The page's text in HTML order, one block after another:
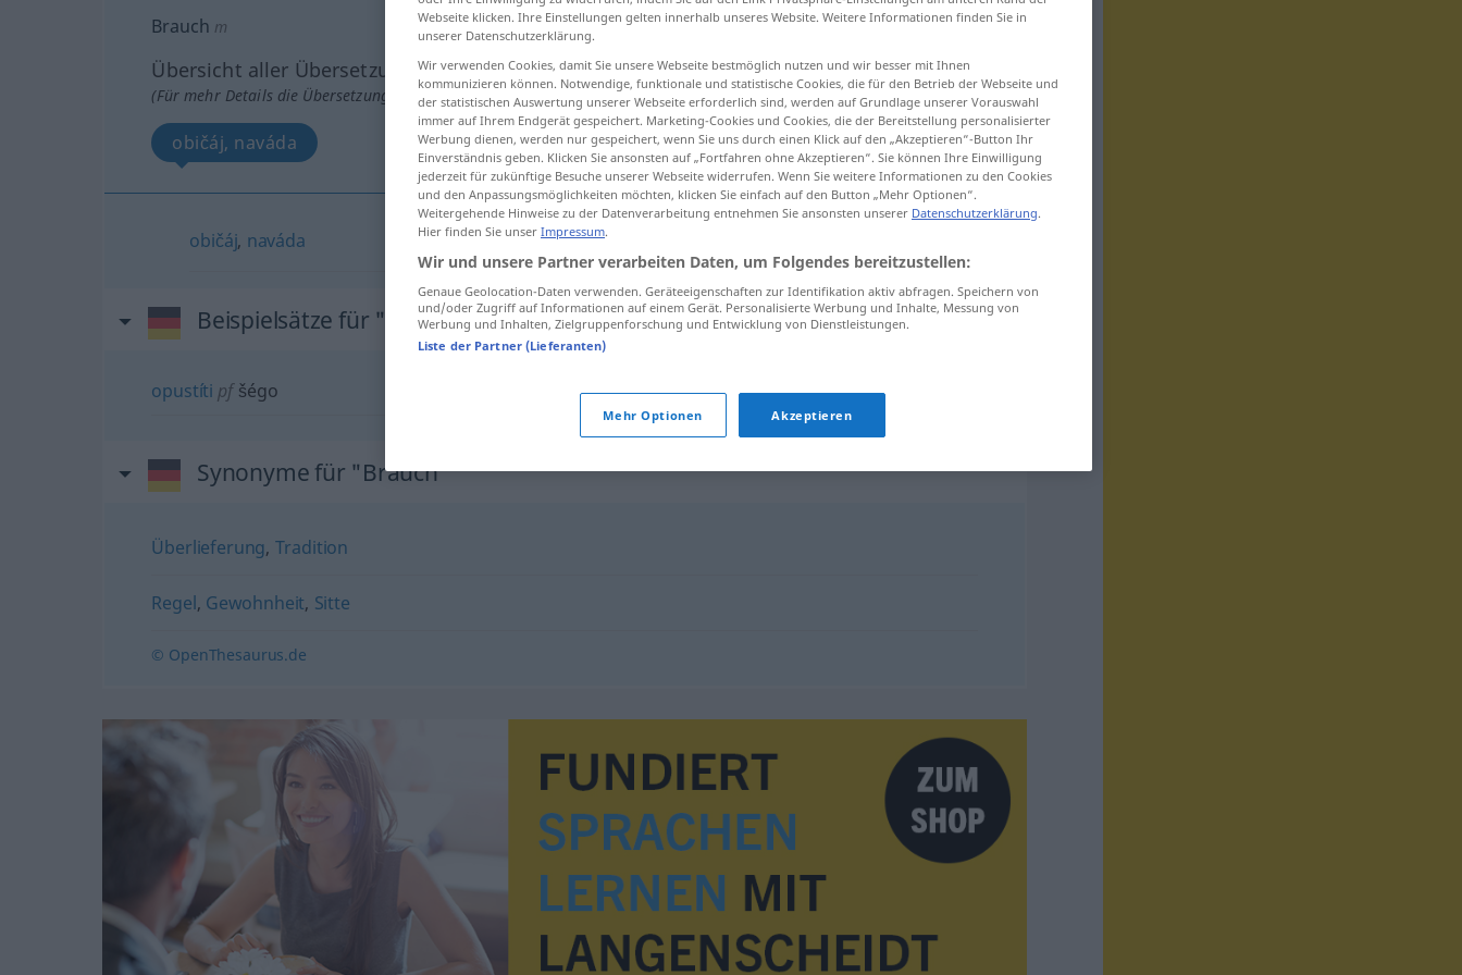
Brauch m
Übersicht aller Übersetzungen
(Für mehr Details die Übersetzung anklicken/antippen)
običáj, naváda
običáj, naváda
Beispielsätze für "Brauch"
opustíti pfšégo vom Brauchabkommen
Synonyme für "Brauch"
Überlieferung, Tradition
Regel, Gewohnheit, Sitte
© OpenThesaurus.de
Webseite klicken. Ihre Einstellungen gelten innerhalb unseres Website. Weitere Informationen finden Sie in
unserer Datenschutzerklärung.
Wir verwenden Cookies, damit Sie unsere Webseite bestmöglich nutzen und wir besser mit Ihnen
kommunizieren können. Notwendige, funktionale und statistische Cookies, die für den Betrieb der Webseite und
der statistischen Auswertung unserer Webseite erforderlich sind, werden auf Grundlage unserer Vorauswahl
immer auf Ihrem Endgerät gespeichert. Marketing-Cookies und Cookies, die der Bereitstellung personalisierter
Werbung dienen, werden nur gespeichert, wenn Sie uns durch einen Klick auf den „Akzeptieren“-Button Ihr
Einverständnis geben. Klicken Sie ansonsten auf „Fortfahren ohne Akzeptieren“. Sie können Ihre Einwilligung
jederzeit für zukünftige Besuche unserer Webseite widerrufen. Wenn Sie weitere Informationen zu den Cookies
und den Anpassungsmöglichkeiten möchten, klicken Sie einfach auf den Button „Mehr Optionen“.
Weitergehende Hinweise zu der Datenverarbeitung entnehmen Sie ansonsten unserer Datenschutzerklärung.
Hier finden Sie unser Impressum.
Wir und unsere Partner verarbeiten Daten, um Folgendes bereitzustellen:
Genaue Geolocation-Daten verwenden. Geräteeigenschaften zur Identifikation aktiv abfragen. Speichern von
und/oder Zugriff auf Informationen auf einem Gerät. Personalisierte Werbung und Inhalte, Messung von
Werbung und Inhalten, Zielgruppenforschung und Entwicklung von Dienstleistungen.
Liste der Partner (Lieferanten)
Mehr Optionen Akzeptieren